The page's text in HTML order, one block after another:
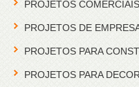
PROJETOS COMERCIAIS
PROJETOS DE
PROJETOS PARA
PROJETOS PARA